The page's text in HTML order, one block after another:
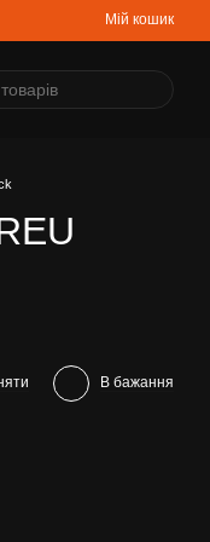
Мій кошик
В бажання